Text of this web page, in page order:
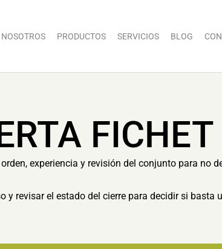
NOSOTROS PRODUCTOS SERVICIOS BLOG
experiencia y revisión del conjunto para no
y revisar el estado del cierre para decidir si